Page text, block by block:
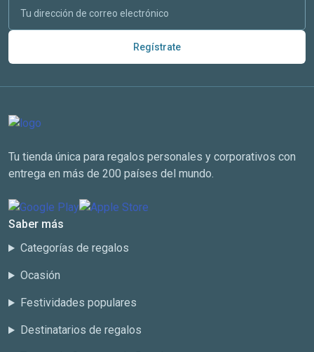
Regístrate
Tu tienda única para regalos personales y corporativos con
entrega en más de 200 países del mundo.
Saber más
Categorías de regalos
Ocasión
Festividades populares
Destinatarios de regalos